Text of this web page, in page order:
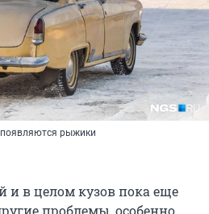
появляются рыжики
и в целом кузов пока еще